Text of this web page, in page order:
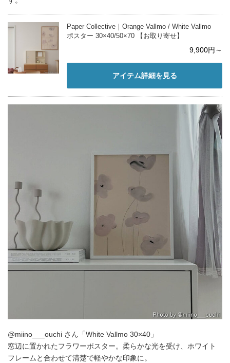
Paper Collective｜Orange Vallmo / White Vallmo
ポスター 30×40/50×70 【お取り寄せ】
9,900円～
アイテム詳細を見る
@miino___ouchi さん「White Vallmo 30×40」
窓辺に置かれたフラワーポスター。柔らかな光を受け、ホワイト
フレームと合わせて清楚で軽やかな印象に。